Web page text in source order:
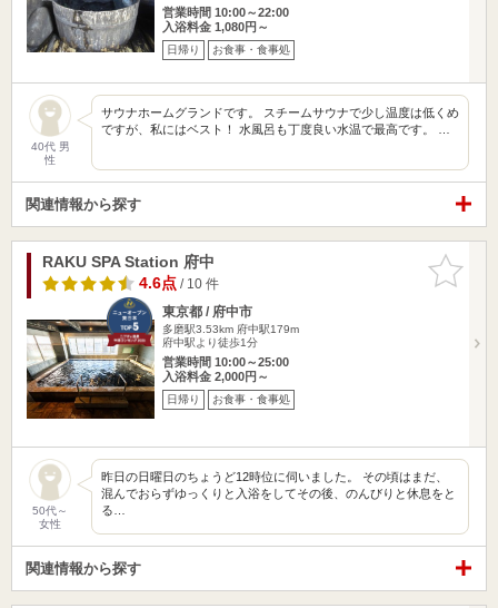
営業時間 10:00～22:00
入浴料金 1,080円～
日帰り お食事・食事処
40代 男
性
サウナホームグランドです。 スチームサウナで少し温度は低くめ
ですが、私にはベスト！ 水風呂も丁度良い水温で最高です。 …
関連情報から探す
お気に入
りに追加
RAKU SPA Station 府中
4.6点/ 10 件
東京都 / 府中市
多磨駅3.53km 府中駅179m
府中駅より徒歩1分
営業時間 10:00～25:00
入浴料金 2,000円～
日帰り お食事・食事処
50代～
女性
昨日の日曜日のちょうど12時位に伺いました。 その頃はまだ、
混んでおらずゆっくりと入浴をしてその後、のんびりと休息をと
る…
関連情報から探す